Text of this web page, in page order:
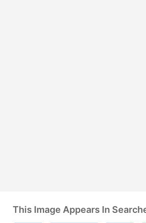
This Image Appears In